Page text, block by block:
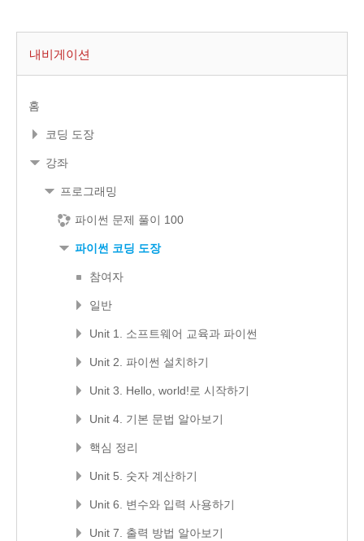
내비게이션
홈
코딩 도장
강좌
프로그래밍
파이썬 문제 풀이 100
파이썬 코딩 도장
참여자
일반
Unit 1. 소프트웨어 교육과 파이썬
Unit 2. 파이썬 설치하기
Unit 3. Hello, world!로 시작하기
Unit 4. 기본 문법 알아보기
핵심 정리
Unit 5. 숫자 계산하기
Unit 6. 변수와 입력 사용하기
Unit 7. 출력 방법 알아보기